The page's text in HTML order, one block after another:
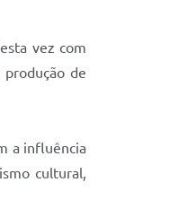
vez com
de
a influência
cultural,